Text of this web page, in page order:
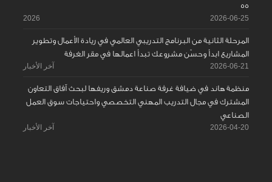
55
2026-06-25
2026
المرحلة الثانية من البرنامج التدريبي العالمي في ريادة الأعمال وتطوير
المشاريع ابدأ وحسّن مشروعك تبدأ اعمالها في مقر الغرفة
2026-06-21 آخر الأخبار
منظمة هاند في ضيافة غرفة صناعة دمشق وريفها لبحث آفاق التعاون
المشترك في مجال التدريب المهني التخصصي واحتياجات سوق العمل
الصناعي
2026-04-20 آخر الأخبار